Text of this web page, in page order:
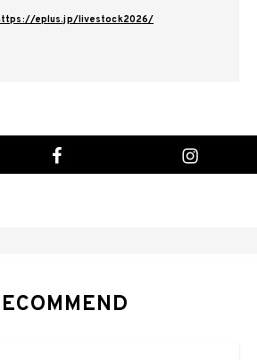
eplus.jp/livestock2026/